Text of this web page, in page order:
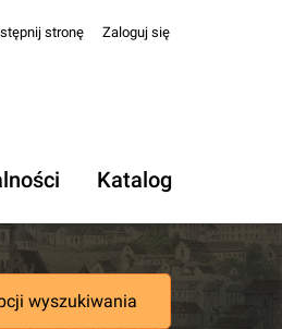
stronę Zaloguj się
Katalog
wyszukiwania